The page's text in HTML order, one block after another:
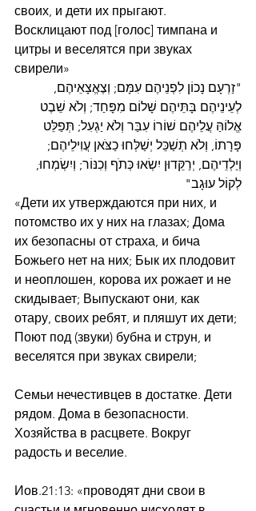
своих, и дети их прыгают.
Восклицают под [голос] тимпана и
цитры и веселятся при звуках
свирели»
"זַרְעָם נָכוֹן לִפְנֵיהֶם עִמָּם; וְצֶאֱצָאֵיהֶם,
לְעֵינֵיהֶם בָּתֵּיהֶם שָׁלוֹם מִפָּחַד; וְלֹא שֵׁבֶט
אֱלוֹהַּ עֲלֵיהֶם שׁוֹרוֹ עִבַּר וְלֹא יַגְעִל; תְּפַלֵּט
פָּרָתוֹ, וְלֹא תְשַׁכֵּל יְשַׁלְּחוּ כַצֹּאן עֲוִילֵיהֶם;
וְיַלְדֵיהֶם, יְרַקֵּדוּן יִשְׂאוּ כְּתֹף וְכִנּוֹר; וְיִשְׂמְחוּ,
לְקוֹל עוּגָב"
«Дети их утверждаются при них, и
потомство их у них на глазах; Дома
их безопасны от страха, и бича
Божьего нет на них; Бык их плодовит
и неоплошен, корова их рожает и не
скидывает; Выпускают они, как
отару, своих ребят, и пляшут их дети;
Поют под (звуки) бубна и струн, и
веселятся при звуках свирели;
Семьи нечестивцев в достатке. Дети
рядом. Дома в безопасности.
Хозяйства в расцвете. Вокруг
радость и веселие.
Иов.21:13: «проводят дни свои в